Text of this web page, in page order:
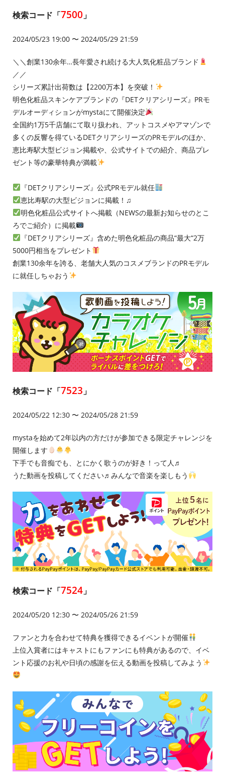
検索コード「7500 」
2024/05/23 19:00 〜 2024/05/29 21:59
＼＼創業130余年…長年愛され続ける大人気化粧品ブランド
／／
シリーズ累計出荷数は【2200万本】を突破！
明色化粧品スキンケアブランドの『DETクリアシリーズ』PRモ
デルオーディションがmystaにて開催決定
全国約1万5千店舗にて取り扱われ、アットコスメやアマゾンで
多くの反響を得ているDETクリアシリーズのPRモデルのほか、
恵比寿駅大型ビジョン掲載や、公式サイトでの紹介、商品プレ
ゼント等の豪華特典が満載
『DETクリアシリーズ』公式PRモデル就任
恵比寿駅の大型ビジョンに掲載！♫
明色化粧品公式サイトへ掲載（NEWSの最新お知らせのとこ
ろでご紹介）に掲載
『DETクリアシリーズ』含めた明色化粧品の商品“最大“2万
5000円相当をプレゼント
創業130余年を誇る、老舗大人気のコスメブランドのPRモデル
に就任しちゃおう
検索コード「7523 」
2024/05/22 12:30 〜 2024/05/28 21:59
mystaを始めて2年以内の方だけが参加できる限定チャレンジを
開催します
下手でも音痴でも、とにかく歌うのが好き！って人♬
うた動画を投稿してください♬みんなで音楽を楽しもう
検索コード「7524 」
2024/05/20 12:30 〜 2024/05/26 21:59
ファンと力を合わせて特典を獲得できるイベントが開催
上位入賞者にはキャストにもファンにも特典があるので、イベ
ント応援のお礼や日頃の感謝を伝える動画を投稿してみよう